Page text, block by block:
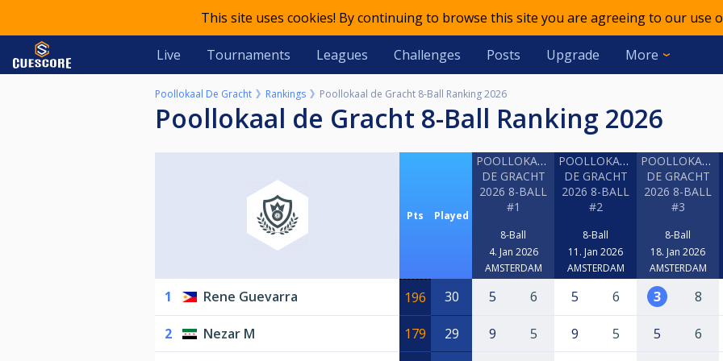
This site uses cookies! By continuing to browse this site you are agreeing to our use
Live Tournaments Leagues Challenges Posts Upgrade More
Poollokaal De Gracht Rankings Poollokaal de Gracht 8-Ball Ranking 2026
Poollokaal de Gracht 8-Ball Ranking 2026
Pts Played
POOLLOKAAL
DE GRACHT
2026 8-BALL
#1
8-Ball
4. Jan 2026
AMSTERDAM
POOLLOKAAL
DE GRACHT
2026 8-BALL
#2
8-Ball
11. Jan 2026
AMSTERDAM
POOLLOKAAL
DE GRACHT
2026 8-BALL
#3
8-Ball
18. Jan 2026
AMSTERDAM
1 Rene Guevarra 196 30 5 6 5 6 3 8
2 Nezar M 179 29 9 5 9 5 5 6